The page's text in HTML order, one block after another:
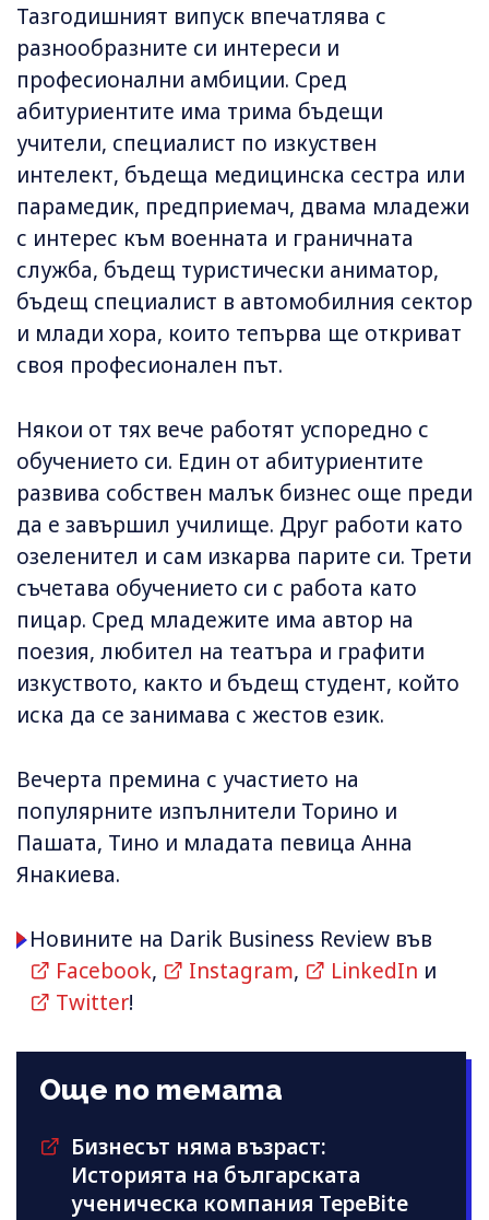
Тазгодишният випуск впечатлява с
разнообразните си интереси и
професионални амбиции. Сред
абитуриентите има трима бъдещи
учители, специалист по изкуствен
интелект, бъдеща медицинска сестра или
парамедик, предприемач, двама младежи
с интерес към военната и граничната
служба, бъдещ туристически аниматор,
бъдещ специалист в автомобилния сектор
и млади хора, които тепърва ще откриват
своя професионален път.
Някои от тях вече работят успоредно с
обучението си. Един от абитуриентите
развива собствен малък бизнес още преди
да е завършил училище. Друг работи като
озеленител и сам изкарва парите си. Трети
съчетава обучението си с работа като
пицар. Сред младежите има автор на
поезия, любител на театъра и графити
изкуството, както и бъдещ студент, който
иска да се занимава с жестов език.
Вечерта премина с участието на
популярните изпълнители Торино и
Пашата, Тино и младата певица Анна
Янакиева.
Новините на Darik Business Review във
Facebook, Instagram, LinkedIn и
Twitter!
Още по темата
Бизнесът няма възраст:
Историята на българската
ученическа компания TepeBite